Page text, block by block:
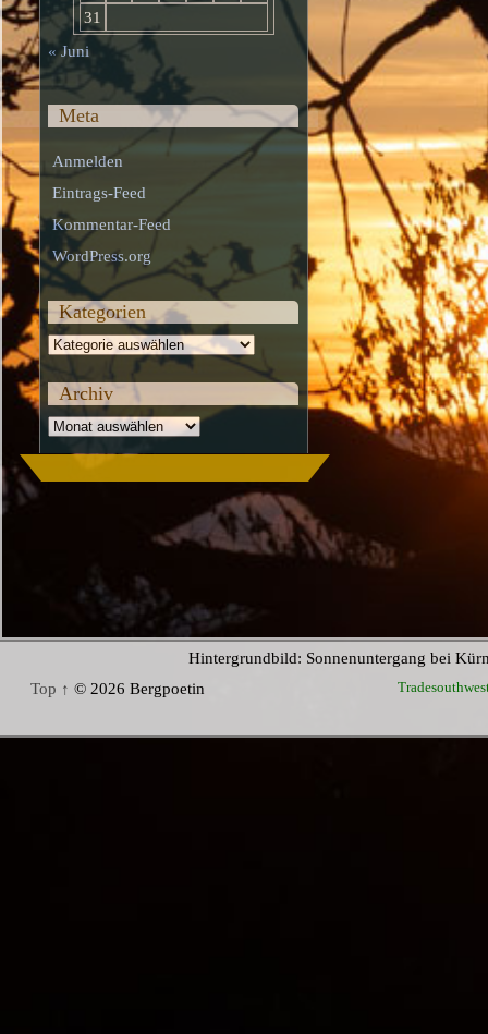
31
« Juni
Meta
Anmelden
Eintrags-Feed
Kommentar-Feed
WordPress.org
Kategorien
Kategorien
Archiv
Archiv
Hintergrundbild: Sonnenuntergang bei
Top ↑ © 2026 Bergpoetin